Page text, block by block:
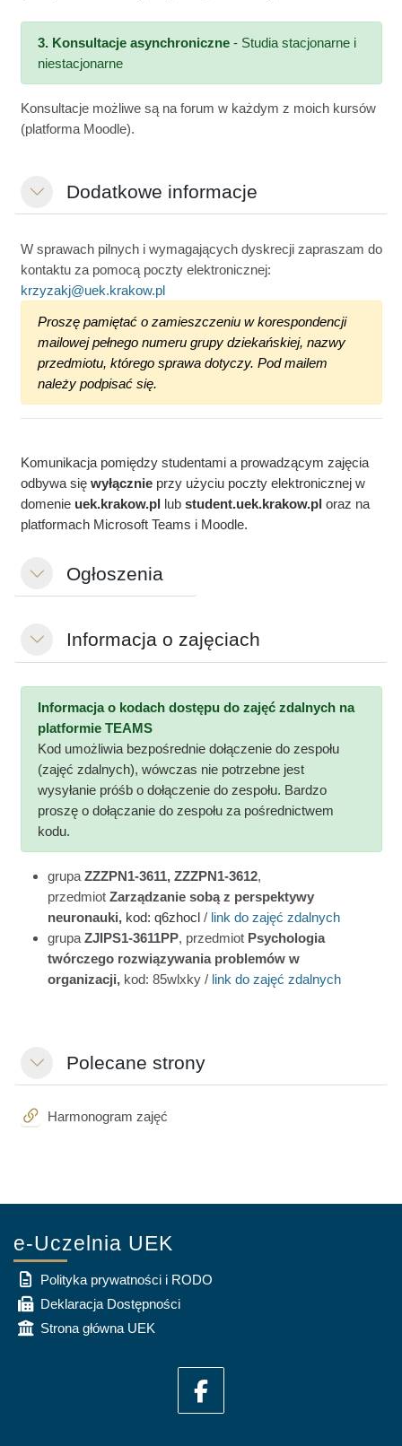
3. Konsultacje asynchroniczne - Studia stacjonarne i
niestacjonarne
Konsultacje możliwe są na forum w każdym z moich kursów
(platforma Moodle).
EinklappenDodatkowe informacje
W sprawach pilnych i wymagających dyskrecji zapraszam do
kontaktu za pomocą poczty elektronicznej:
krzyzakj@uek.krakow.pl
Proszę pamiętać o zamieszczeniu w korespondencji
mailowej pełnego numeru grupy dziekańskiej, nazwy
przedmiotu, którego sprawa dotyczy. Pod mailem
należy podpisać się.
Komunikacja pomiędzy studentami a prowadzącym zajęcia
odbywa się wyłącznieprzy użyciu poczty elektronicznej w
domenie uek.krakow.pl lub student.uek.krakow.pl oraz na
platformach Microsoft Teams i Moodle.
EinklappenOgłoszenia
EinklappenInformacja o zajęciach
Informacja o kodach dostępu do zajęć zdalnych na
platformie TEAMS
Kod umożliwia bezpośrednie dołączenie do zespołu
(zajęć zdalnych), wówczas nie potrzebne jest
wysyłanie próśb o dołączenie do zespołu. Bardzo
proszę o dołączanie do zespołu za pośrednictwem
kodu.
grupa ZZZPN1-3611, ZZZPN1-3612,
przedmiot Zarządzanie sobą z perspektywy
neuronauki, kod: q6zhocl/ link do zajęć zdalnych
grupa ZJIPS1-3611PP, przedmiot Psychologia
twórczego rozwiązywania problemów w
organizacji, kod: 85wlxky/ link do zajęć zdalnych
EinklappenPolecane strony
Harmonogram zajęćLink/URL
e-Uczelnia UEK
Polityka prywatności i RODO
Deklaracja Dostępności
Strona główna UEK